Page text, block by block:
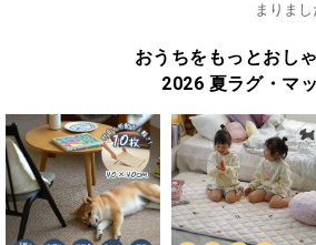
まりまし
おうちをもっとおし
2026 夏ラグ・マ